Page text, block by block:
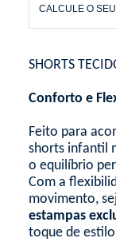
CALCULE O
SHORTS
Conforto e
Feito para
shorts infantil
o equilíbrio
Com a
movimento,
estampas
toque de